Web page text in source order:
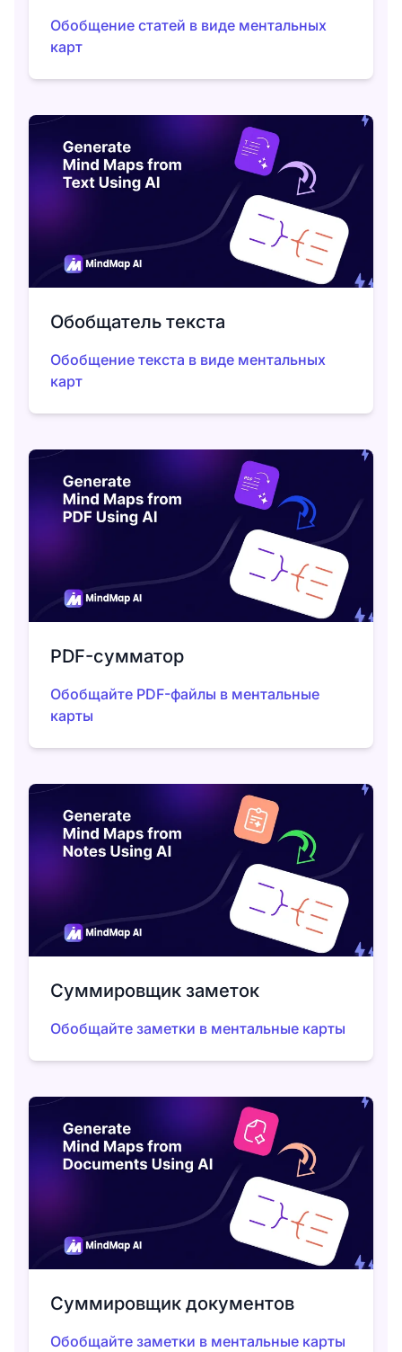
Обобщение статей в виде ментальных
карт
Обобщатель текста
Обобщение текста в виде ментальных
карт
PDF-сумматор
Обобщайте PDF-файлы в ментальные
карты
Суммировщик заметок
Обобщайте заметки в ментальные карты
Суммировщик документов
Обобщайте заметки в ментальные карты